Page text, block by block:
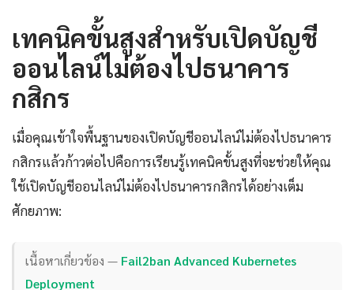
เทคนิคขั้นสูงสำหรับเปิดบัญชี
ออนไลน์ไม่ต้องไปธนาคาร
กสิกร
เมื่อคุณเข้าใจพื้นฐานของเปิดบัญชีออนไลน์ไม่ต้องไปธนาคาร
กสิกรแล้วก้าวต่อไปคือการเรียนรู้เทคนิคขั้นสูงที่จะช่วยให้คุณ
ใช้เปิดบัญชีออนไลน์ไม่ต้องไปธนาคารกสิกรได้อย่างเต็ม
ศักยภาพ:
เนื้อหาเกี่ยวข้อง — Fail2ban Advanced Kubernetes
Deployment